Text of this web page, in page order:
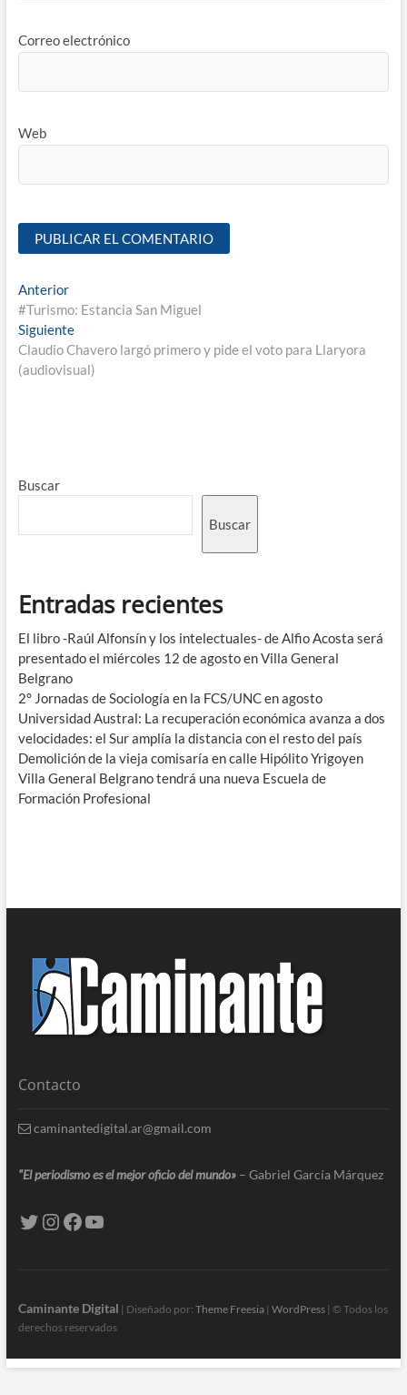
Correo electrónico
Web
Anterior
#Turismo: Estancia San Miguel
Siguiente
Claudio Chavero largó primero y pide el voto para Llaryora
(audiovisual)
Buscar
Buscar
Entradas recientes
El libro -Raúl Alfonsín y los intelectuales- de Alfio Acosta será
presentado el miércoles 12 de agosto en Villa General
Belgrano
2° Jornadas de Sociología en la FCS/UNC en agosto
Universidad Austral: La recuperación económica avanza a dos
velocidades: el Sur amplía la distancia con el resto del país
Demolición de la vieja comisaría en calle Hipólito Yrigoyen
Villa General Belgrano tendrá una nueva Escuela de
Formación Profesional
Contacto
caminantedigital.ar@gmail.com
“El periodismo es el mejor oficio del mundo» – Gabriel García Márquez
Caminante Digital | Diseñado por: Theme Freesia| WordPress| © Todos los
derechos reservados